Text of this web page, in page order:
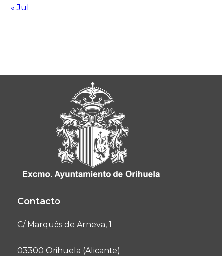
« Jul
Contacto
C/ Marqués de Arneva, 1
03300 Orihuela (Alicante)